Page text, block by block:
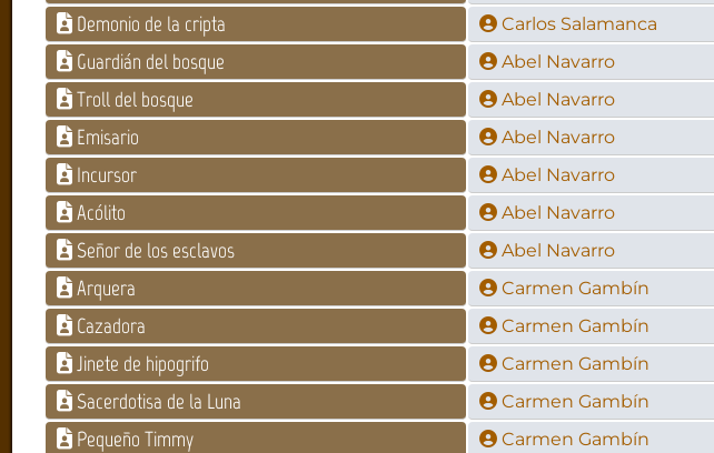
Demonio de la cripta Carlos Salamanca
Guardián del bosque Abel Navarro
Troll del bosque Abel Navarro
Emisario Abel Navarro
Incursor Abel Navarro
Acólito Abel Navarro
Señor de los esclavos Abel Navarro
Arquera Carmen Gambín
Cazadora Carmen Gambín
Jinete de hipogrifo Carmen Gambín
Sacerdotisa de la Luna Carmen Gambín
Pequeño Timmy Carmen Gambín